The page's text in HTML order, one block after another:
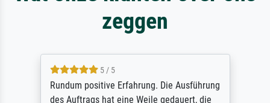
zeggen
5 / 5
Rundum positive Erfahrung. Die Ausführung
des Auftrags hat eine Weile gedauert, die